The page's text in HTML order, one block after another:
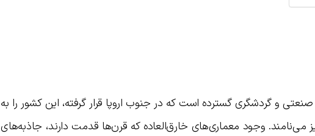
و گردشگری گسترده است که در جنوب اروپا قرار گرفته، این کشور را به
می‌نامند. وجود معماری‌های خارق‌العاده که قرن‌ها قدمت دارند، جاذبه‌های